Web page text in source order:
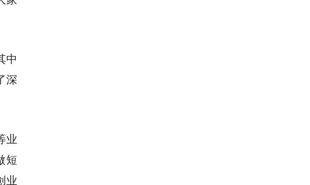
中
深
业
短
业